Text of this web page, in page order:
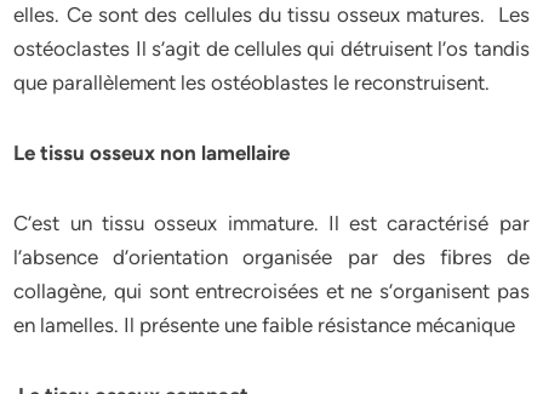
elles. Ce sont des cellules du tissu osseux matures. Les
ostéoclastes Il s’agit de cellules qui détruisent l’os tandis
que parallèlement les ostéoblastes le reconstruisent.
Le tissu osseux non lamellaire
C’est un tissu osseux immature. Il est caractérisé par
l’absence d’orientation organisée par des fibres de
collagène, qui sont entrecroisées et ne s’organisent pas
en lamelles. Il présente une faible résistance mécanique